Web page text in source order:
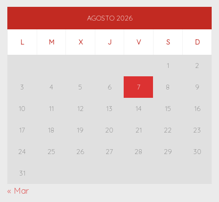
AGOSTO 2026
L M X J V S D
1 2
3 4 5 6 7 8 9
10 11 12 13 14 15 16
17 18 19 20 21 22 23
24 25 26 27 28 29 30
31
« Mar